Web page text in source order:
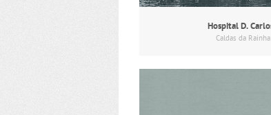
Hospital D.
Caldas da Rainha